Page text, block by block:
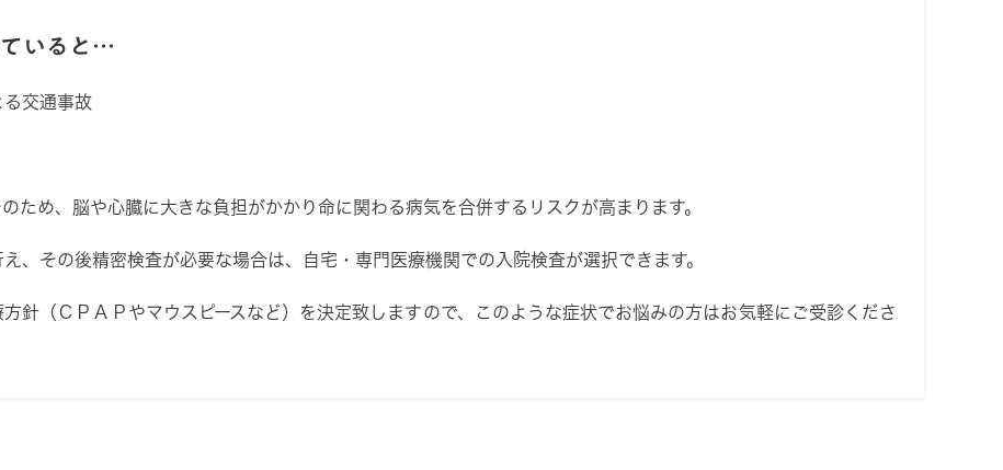
ていると…
交通事故
ため、脳や心臓に大きな負担がかかり命に関わる病気を合併するリスクが高まります。
、その後精密検査が必要な場合は、自宅・専門医療機関での入院検査が選択できます。
針（ＣＰＡＰやマウスピースなど）を決定致しますので、このような症状でお悩みの方はお気軽にご受診くださ